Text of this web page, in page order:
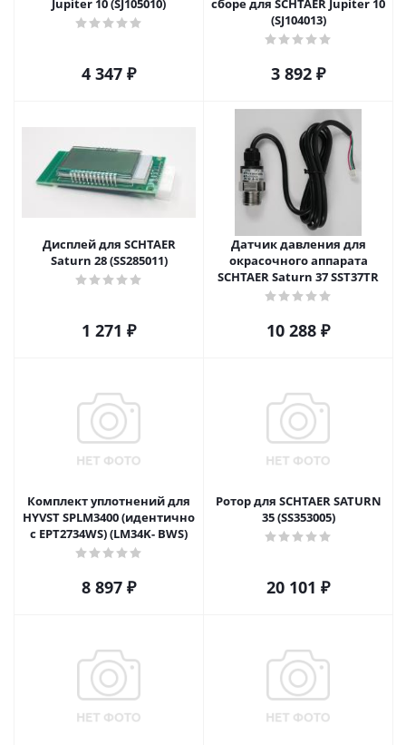
Jupiter 10 (SJ105010)
4 347 ₽
сборе для SCHTAER Jupiter 10
(SJ104013)
3 892 ₽
Дисплей для SCHTAER
Saturn 28 (SS285011)
1 271 ₽
Датчик давления для
окрасочного аппарата
SCHTAER Saturn 37 SST37TR
10 288 ₽
Комплект уплотнений для
HYVST SPLM3400 (идентично
с EPT2734WS) (LM34K- BWS)
8 897 ₽
Ротор для SCHTAER SATURN
35 (SS353005)
20 101 ₽